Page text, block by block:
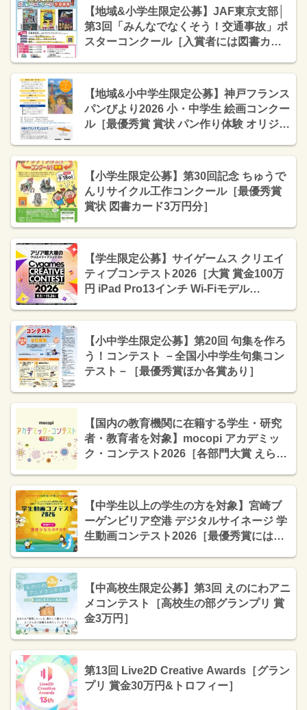
【地域&小学生限定公募】JAF東京支部│
第3回「みんなでなくそう！交通事故」ポ
スターコンクール［入賞者には図書カー
マパーク「カンドゥー幕張」入場引換券
をプレゼント！］
【地域&小中学生限定公募】神戸フランス
パンびより2026 小・中学生 絵画コンクー
ル［最優秀賞 賞状 パン作り体験 オリジナ
【小学生限定公募】第30回記念 ちゅうで
んリサイクル工作コンクール［最優秀賞
賞状 図書カード3万円分］
【学生限定公募】サイゲームス クリエイ
ティブコンテスト2026［大賞 賞金100万
円 iPad Pro13インチ Wi-Fiモデル
【小中学生限定公募】第20回 句集を作ろ
う！コンテスト －全国小中学生句集コン
テスト－［最優秀賞ほか各賞あり］
【国内の教育機関に在籍する学生・研究
者・教育者を対象】mocopi アカデミッ
ク・コンテスト2026［各部門大賞 えらべ
【中学生以上の学生の方を対象】宮崎ブ
ーゲンビリア空港 デジタルサイネージ 学
生動画コンテスト2026［最優秀賞にはギ
【中高校生限定公募】第3回 えのにわアニ
メコンテスト［高校生の部グランプリ 賞
金3万円］
第13回 Live2D Creative Awards［グラン
プリ 賞金30万円&トロフィー］